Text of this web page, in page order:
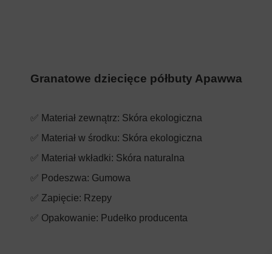
Granatowe dziecięce półbuty Apawwa
✅ Materiał zewnątrz: Skóra ekologiczna
✅ Materiał w środku: Skóra ekologiczna
✅ Materiał wkładki: Skóra naturalna
✅ Podeszwa: Gumowa
✅ Zapięcie: Rzepy
✅ Opakowanie: Pudełko producenta